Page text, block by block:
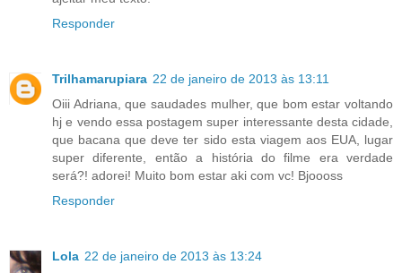
Responder
Trilhamarupiara 22 de janeiro de 2013 às 13:11
Oiii Adriana, que saudades mulher, que bom estar voltando
hj e vendo essa postagem super interessante desta cidade,
que bacana que deve ter sido esta viagem aos EUA, lugar
super diferente, então a história do filme era verdade
será?! adorei! Muito bom estar aki com vc! Bjoooss
Responder
Lola 22 de janeiro de 2013 às 13:24